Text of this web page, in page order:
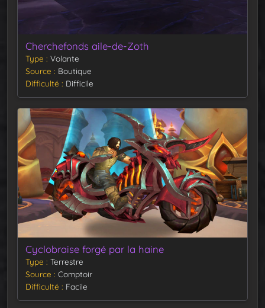
Cherchefonds aile-de-Zoth
Type
Volante
Source
Boutique
Difficulté
Difficile
Cyclobraise forgé par la haine
Type
Terrestre
Source
Comptoir
Difficulté
Facile